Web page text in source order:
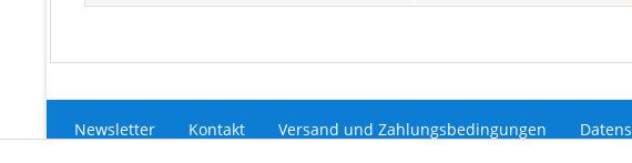
Newsletter Kontakt Versand und Zahlungsbedingungen